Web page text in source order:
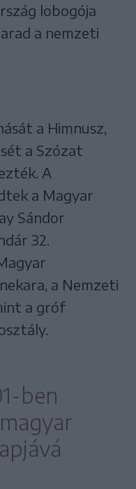
lobogója
a nemzeti
a Himnusz,
a Szózat
A
a Magyar
Sándor
32.
a Nemzeti
a gróf
ben